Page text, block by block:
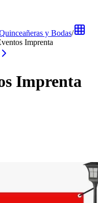
y Bodas/
Imprenta
Imprenta